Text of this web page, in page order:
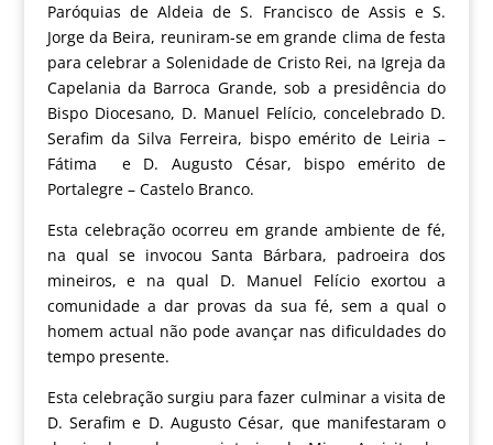
Paróquias de Aldeia de S. Francisco de Assis e S.
Jorge da Beira, reuniram-se em grande clima de festa
para celebrar a Solenidade de Cristo Rei, na Igreja da
Capelania da Barroca Grande, sob a presidência do
Bispo Diocesano, D. Manuel Felício, concelebrado D.
Serafim da Silva Ferreira, bispo emérito de Leiria –
Fátima e D. Augusto César, bispo emérito de
Portalegre – Castelo Branco.
Esta celebração ocorreu em grande ambiente de fé,
na qual se invocou Santa Bárbara, padroeira dos
mineiros, e na qual D. Manuel Felício exortou a
comunidade a dar provas da sua fé, sem a qual o
homem actual não pode avançar nas dificuldades do
tempo presente.
Esta celebração surgiu para fazer culminar a visita de
D. Serafim e D. Augusto César, que manifestaram o